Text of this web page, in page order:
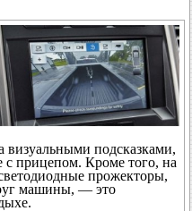
визуальными подсказками,
прицепом. Кроме того, на
прожекторы,
машины, — это